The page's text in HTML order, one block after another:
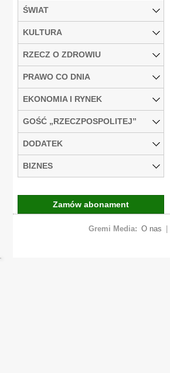
ŚWIAT
KULTURA
RZECZ O ZDROWIU
PRAWO CO DNIA
EKONOMIA I RYNEK
GOŚĆ „RZECZPOSPOLITEJ”
DODATEK
BIZNES
Zamów abonament
Gremi Media: O nas